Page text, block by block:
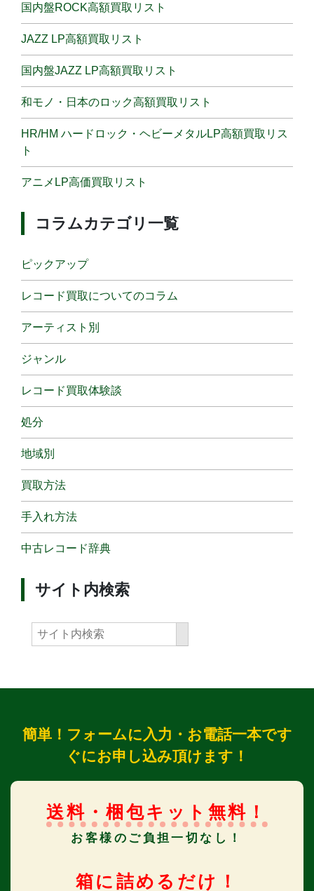
国内盤ROCK高額買取リスト
JAZZ LP高額買取リスト
国内盤JAZZ LP高額買取リスト
和モノ・日本のロック高額買取リスト
HR/HM ハードロック・ヘビーメタルLP高額買取リス
ト
アニメLP高価買取リスト
コラムカテゴリ一覧
ピックアップ
レコード買取についてのコラム
アーティスト別
ジャンル
レコード買取体験談
処分
地域別
買取方法
手入れ方法
中古レコード辞典
サイト内検索
簡単！フォームに入力・お電話一本です
ぐにお申し込み頂けます！
送料・梱包キット無料！
お客様のご負担一切なし！
箱に詰めるだけ！